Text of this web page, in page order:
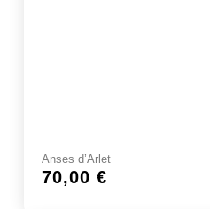
Anses d’Arlet
70,00 €